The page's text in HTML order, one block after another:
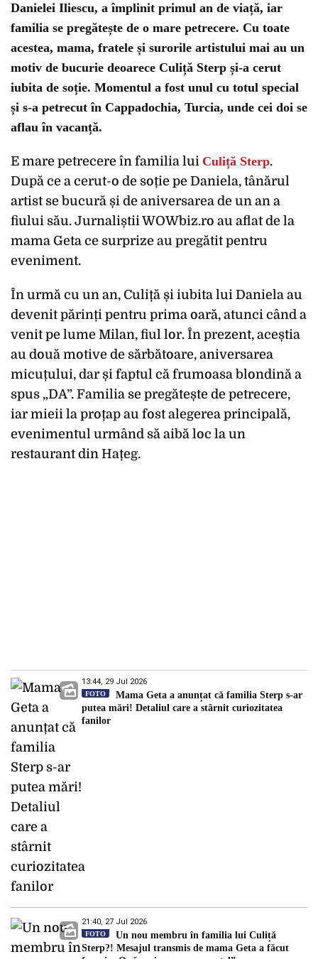
Danielei Iliescu, a împlinit primul an de viață, iar
familia se pregătește de o mare petrecere. Cu toate
acestea, mama, fratele și surorile artistului mai au un
motiv de bucurie deoarece Culiță Sterp și-a cerut
iubita de soție. Momentul a fost unul cu totul special
și s-a petrecut în Cappadochia, Turcia, unde cei doi se
aflau în vacanță.
E mare petrecere în familia lui Culiță Sterp.
După ce a cerut-o de soție pe Daniela, tânărul
artist se bucură și de aniversarea de un an a
fiului său. Jurnaliștii WOWbiz.ro au aflat de la
mama Geta ce surprize au pregătit pentru
eveniment.
În urmă cu un an, Culiță și iubita lui Daniela au
devenit părinți pentru prima oară, atunci când a
venit pe lume Milan, fiul lor. În prezent, aceștia
au două motive de sărbătoare, aniversarea
micuțului, dar și faptul că frumoasa blondină a
spus „DA”. Familia se pregătește de petrecere,
iar mieii la proțap au fost alegerea principală,
evenimentul urmând să aibă loc la un
restaurant din Hațeg.
13:44, 29 Jul 2026
FOTO
Mama Geta a anunțat că familia Sterp s-ar
putea mări! Detaliul care a stârnit curiozitatea
fanilor
21:40, 27 Jul 2026
FOTO
Un nou membru în familia lui Culiță
Sterp?! Mesajul transmis de mama Geta a făcut